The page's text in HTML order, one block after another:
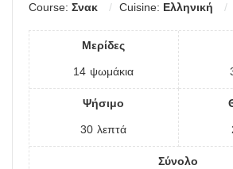
Course: Σνακ Cuisine: Ελληνική
Μερίδες
14 ψωμάκια
Ψήσιμο
30 λεπτά
Σύνολο